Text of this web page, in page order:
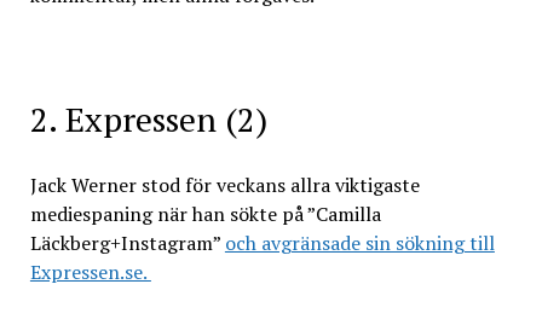
2. Expressen (2)
Jack Werner stod för veckans allra viktigaste
mediespaning när han sökte på ”Camilla
Läckberg+Instagram” och avgränsade sin sökning till
Expressen.se.